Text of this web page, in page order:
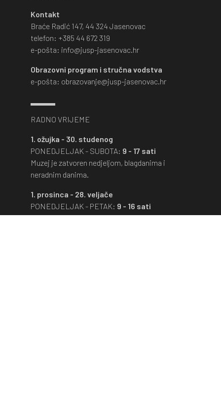
Kontakt
Braće Radić 147, 44 324 Jasenovac
telefon: +385 44 672 319
e-pošta: info@jusp-jasenovac.hr
Obrazovni program i stručna vodstva
e-pošta: obrazovanje@jusp-jasenovac.hr
RADNO VRIJEME
1. ožujka - 30. studenog
PONEDJELJAK - SUBOTA: 9 - 17 sati
Muzej je zatvoren nedjeljom, blagdanima i
neradnim danima.
1. prosinca - 28. veljače
PONEDJELJAK - PETAK: 9 - 16 sati
Muzej je zatvoren subotom, nedjeljom,